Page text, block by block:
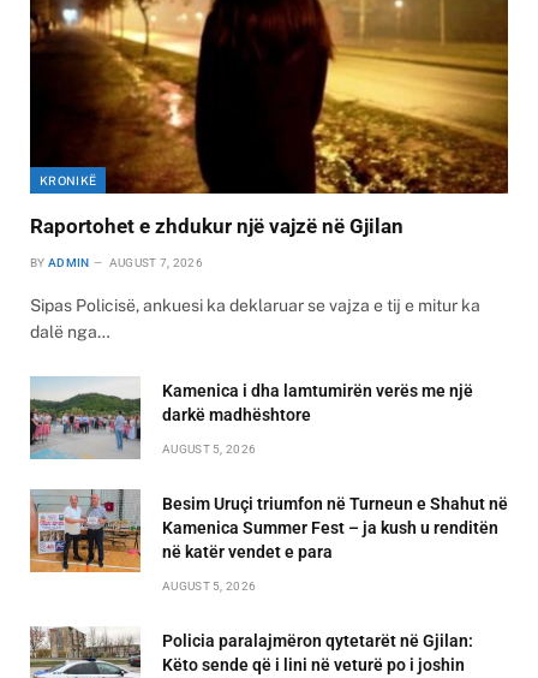
KRONIKË
Raportohet e zhdukur një vajzë në Gjilan
BY ADMIN AUGUST 7, 2026
Sipas Policisë, ankuesi ka deklaruar se vajza e tij e mitur ka
dalë nga…
Kamenica i dha lamtumirën verës me një
darkë madhështore
AUGUST 5, 2026
Besim Uruçi triumfon në Turneun e Shahut në
Kamenica Summer Fest – ja kush u renditën
në katër vendet e para
AUGUST 5, 2026
Policia paralajmëron qytetarët në Gjilan:
Këto sende që i lini në veturë po i joshin